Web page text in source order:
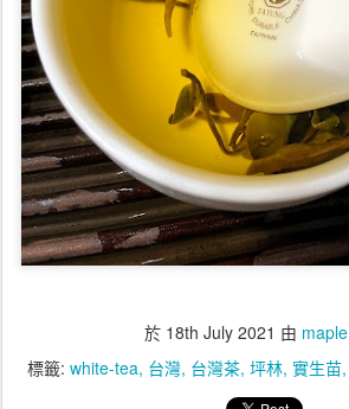
於 18th July 2021 由 maple
標籤: white-tea 台灣 台灣茶 坪林 實生苗